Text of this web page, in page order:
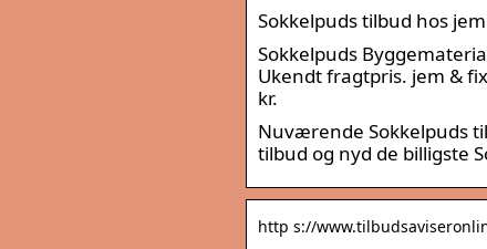
Sokkelpuds tilbud hos
Sokkelpuds
Ukendt fragtpris. jem &
kr.
Nuværende Sokkelpuds
tilbud og nyd de billigste
http s://